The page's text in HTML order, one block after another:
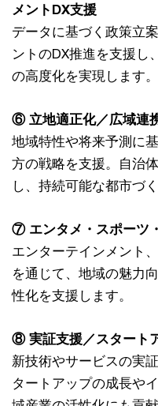
メントDX支援
データに基づく政策立
ントのDX推進を支援し
の高度化を実現します。
⑥ 立地適正化／広域連
地域特性や将来予測に
方の戦略を支援。自治
し、持続可能な都市づ
⑦ エンタメ・スポーツ
エンターテインメント
を通じて、地域の魅力
性化を支援します。
⑧ 実証支援／スタート
新技術やサービスの実
タートアップの成長や